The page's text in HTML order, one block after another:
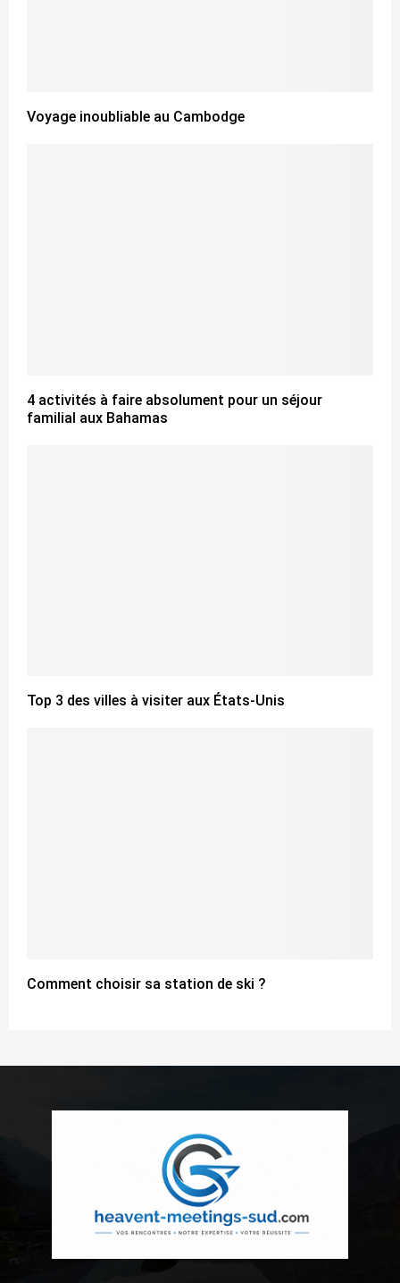
Voyage inoubliable au Cambodge
4 activités à faire absolument pour un séjour
familial aux Bahamas
Top 3 des villes à visiter aux États-Unis
Comment choisir sa station de ski ?